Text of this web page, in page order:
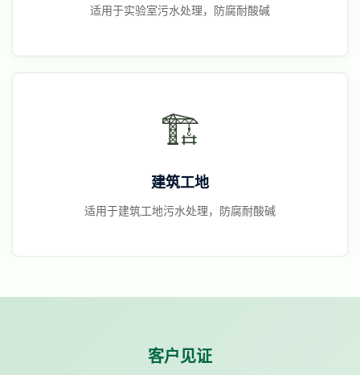
适用于实验室污水处理，防腐耐酸碱
🏗️
建筑工地
适用于建筑工地污水处理，防腐耐酸碱
客户见证